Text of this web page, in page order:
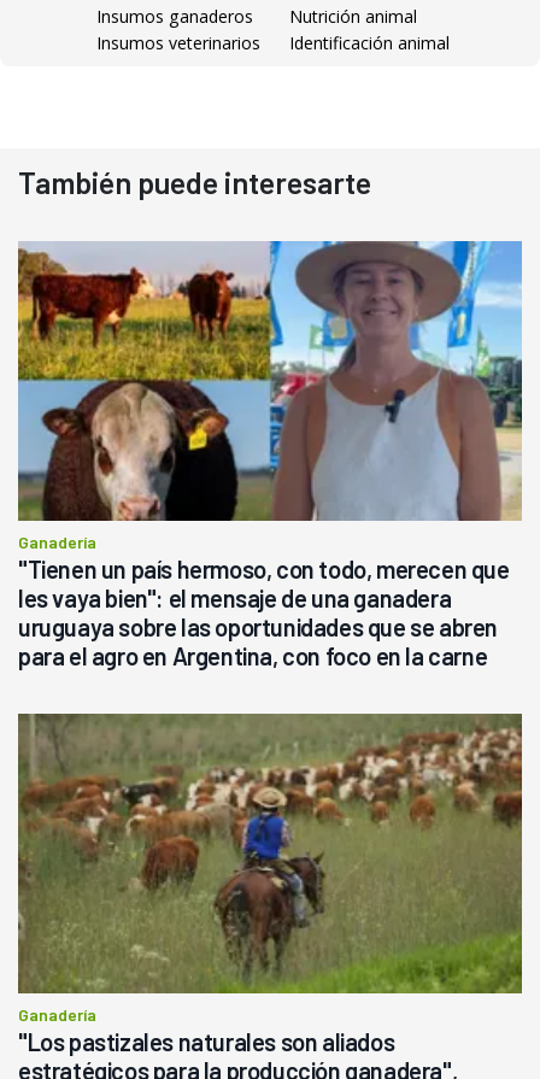
Insumos ganaderos
Nutrición animal
Insumos veterinarios
Identificación animal
También puede interesarte
Ganadería
"Tienen un país hermoso, con todo, merecen que
les vaya bien": el mensaje de una ganadera
uruguaya sobre las oportunidades que se abren
para el agro en Argentina, con foco en la carne
Ganadería
"Los pastizales naturales son aliados
estratégicos para la producción ganadera",